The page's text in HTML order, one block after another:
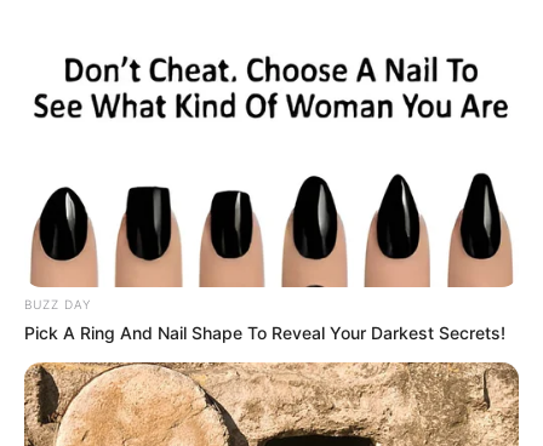
BUZZ DAY
Pick A Ring And Nail Shape To Reveal Your Darkest Secrets!